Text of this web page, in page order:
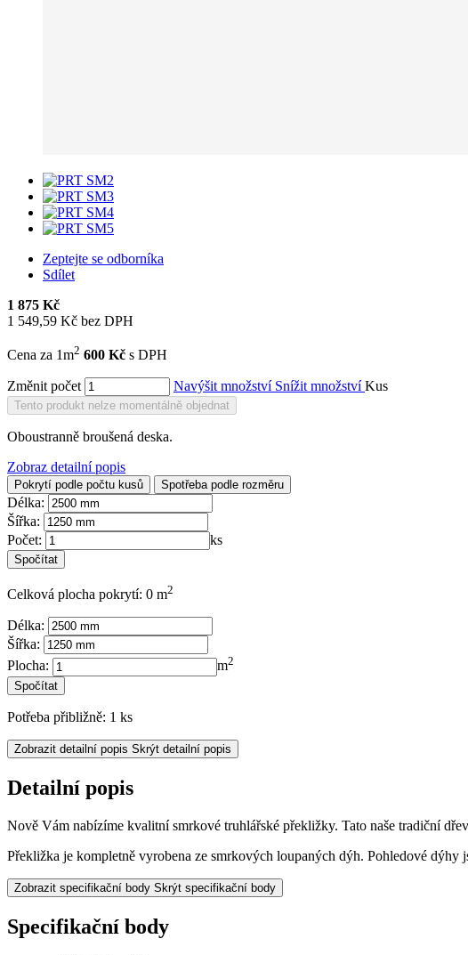
Zeptejte se odborníka
Sdílet
1 875 Kč
1 549,59 Kč bez DPH
Cena za 1m2 600 Kč s DPH
Změnit počet Navýšit množství Snížit množstvíKus
Tento produkt nelze momentálně objednat
Oboustranně broušená deska.
Zobraz detailní popis
Pokrytí podle počtu kusů Spotřeba podle rozměru
Délka:
Šířka:
Počet:
ks
Celková plocha pokrytí: 0 m2
Délka:
Šířka:
Plocha:
m2
Potřeba přibližně: 1 ks
Zobrazit detailní popis Skrýt detailní popis
Detailní popis
Nově Vám nabízíme kvalitní smrkové truhlářské překližky. Tato naše tradiční
Překližka je kompletně vyrobena ze smrkových loupaných dýh. Pohledové dýhy
Zobrazit specifikační body Skrýt specifikační body
Specifikační body